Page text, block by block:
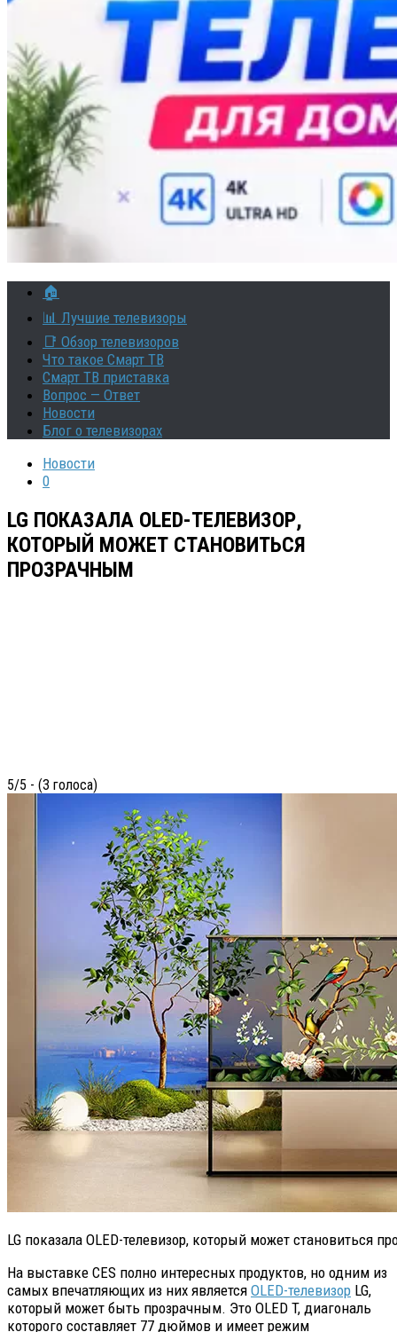
🏠
📊 Лучшие телевизоры
📑 Обзор телевизоров
Что такое Смарт ТВ
Смарт ТВ приставка
Вопрос — Ответ
Новости
Блог о телевизорах
Новости
0
LG ПОКАЗАЛА OLED-ТЕЛЕВИЗОР,
КОТОРЫЙ МОЖЕТ СТАНОВИТЬСЯ
ПРОЗРАЧНЫМ
5/5 - (3 голоса)
LG показала OLED-телевизор, который может становиться
На выставке CES полно интересных продуктов, но одним из
самых впечатляющих из них является OLED-телевизор LG,
который может быть прозрачным. Это OLED T, диагональ
которого составляет 77 дюймов и имеет режим